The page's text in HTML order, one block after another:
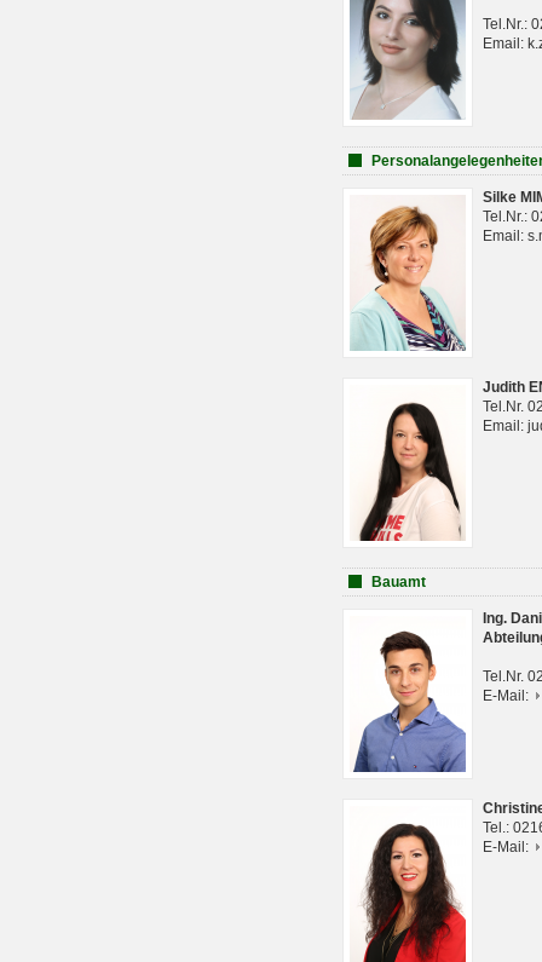
Tel.Nr.:
Email:
Silke
Tel.Nr.:
Email:
Judith
Tel.Nr.
Email:
Bauamt
Ing.
Tel.Nr.
E-Mail:
Tel.:
E-Mail: